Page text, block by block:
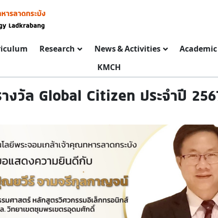
Research News & Activities
KMCH
งวัล Global Citizen ประจำปี